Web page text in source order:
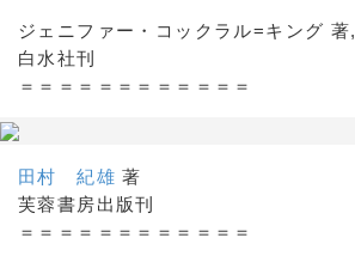
ジェニファー・コックラル=キング 著,
白水社刊
＝＝＝＝＝＝＝＝＝＝＝＝
田村 紀雄 著
芙蓉書房出版刊
＝＝＝＝＝＝＝＝＝＝＝＝